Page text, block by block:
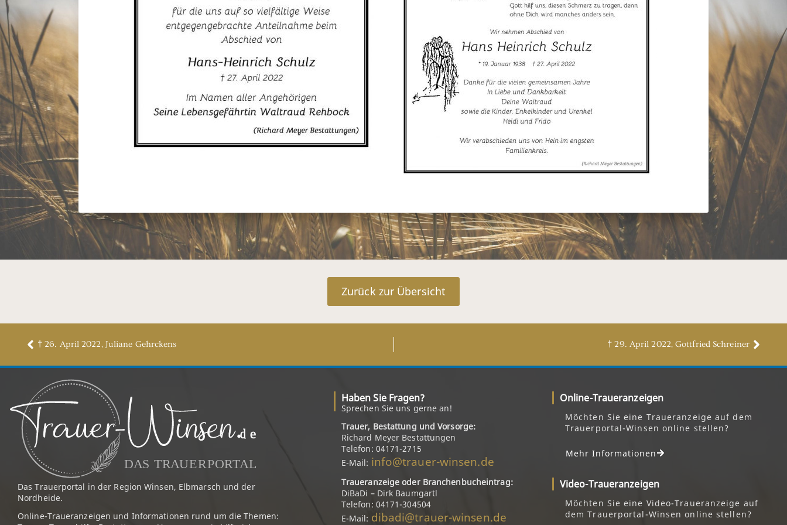
Zurück zur Übersicht
† 26. April 2022, Juliane Gehrckens † 29. April 2022, Gottfried Schreiner
Das Trauerportal in der Region Winsen, Elbmarsch und der
Nordheide.
Online-Traueranzeigen und Informationen rund um die Themen:
Haben Sie Fragen?
Sprechen Sie uns gerne an!
Trauer, Bestattung und Vorsorge:
Richard Meyer Bestattungen
Telefon: 04171-2715
E-Mail: info@trauer-winsen.de
Traueranzeige oder Branchenbucheintrag:
DiBaDi – Dirk Baumgartl
Telefon: 04171-304504
E-Mail: dibadi@trauer-winsen.de
Online-Traueranzeigen
Möchten Sie eine Traueranzeige auf dem
Trauerportal-Winsen online stellen?
Mehr Informationen
Video-Traueranzeigen
Möchten Sie eine Video-Traueranzeige auf
dem Trauerportal-Winsen online stellen?